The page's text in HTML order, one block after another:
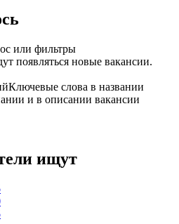
или фильтры
появляться новые вакансии.
Ключевые слова в названии
и в описании вакансии
ищут